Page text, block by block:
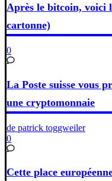
Après le bitcoin, voici
cartonne)
0
La Poste suisse vous
une cryptomonnaie
de patrick toggweiler
0
Cette place